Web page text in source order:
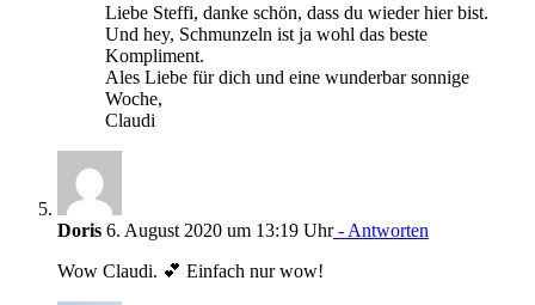
Liebe Steffi, danke schön, dass du wieder hier bist.
Und hey, Schmunzeln ist ja wohl das beste
Kompliment.
Ales Liebe für dich und eine wunderbar sonnige
Woche,
Claudi
Doris 6. August 2020 um 13:19 Uhr- Antworten
Wow Claudi. 💕 Einfach nur wow!